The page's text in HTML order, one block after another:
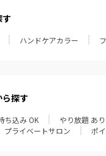
ハンドケアカラー
探す
ち込み OK やり放題 あり
プライベートサロン ポ